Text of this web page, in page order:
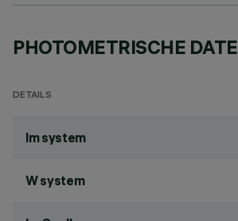
PHOTOMETRISCHE
DETAILS
lm system
W system